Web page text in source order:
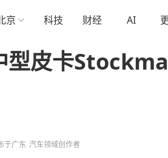
京 科技 财经 AI
型皮卡
于广东 汽车领域创作者